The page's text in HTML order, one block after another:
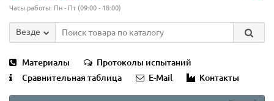
Часы работы: Пн - Пт (09:00 - 18:00)
Везде
Материалы
Протоколы испытаний
Сравнительная таблица
E-Mail Контакты